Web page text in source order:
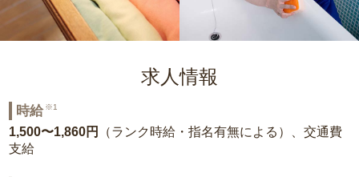
求人情報
時給 ※1
1,500〜1,860円
（ランク時給・指名有無による）、交通費
支給